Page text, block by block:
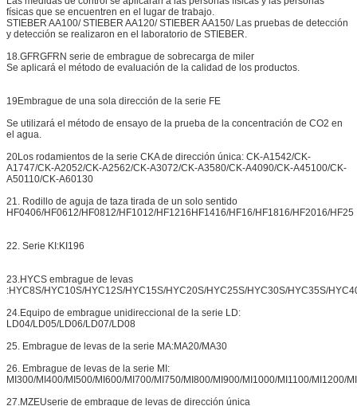
físicas que se encuentren en el lugar de trabajo.
STIEBER AA100/ STIEBER AA120/ STIEBER AA150/ Las pruebas de detección
y detección se realizaron en el laboratorio de STIEBER.
18.GFRGFRN serie de embrague de sobrecarga de miler
Se aplicará el método de evaluación de la calidad de los productos.
19Embrague de una sola dirección de la serie FE
Se utilizará el método de ensayo de la prueba de la concentración de CO2 en
el agua.
20Los rodamientos de la serie CKA de dirección única: CK-A1542/CK-
A1747/CK-A2052/CK-A2562/CK-A3072/CK-A3580/CK-A4090/CK-A45100/CK-
A50110/CK-A60130
21. Rodillo de aguja de taza tirada de un solo sentido
HF0406/HF0612/HF0812/HF1012/HF1216HF1416/HF16/HF1816/HF2016/HF25
22. Serie KI:KI196
23.HYCS embrague de levas
:HYC8S/HYC10S/HYC12S/HYC15S/HYC20S/HYC25S/HYC30S/HYC35S/
24.Equipo de embrague unidireccional de la serie LD:
LD04/LD05/LD06/LD07/LD08
25. Embrague de levas de la serie MA:MA20/MA30
26. Embrague de levas de la serie MI:
MI300/MI400/MI500/MI600/MI700/MI750/MI800/MI900/MI1000/MI1100/MI1200/
27.MZEUserie de embrague de levas de dirección única